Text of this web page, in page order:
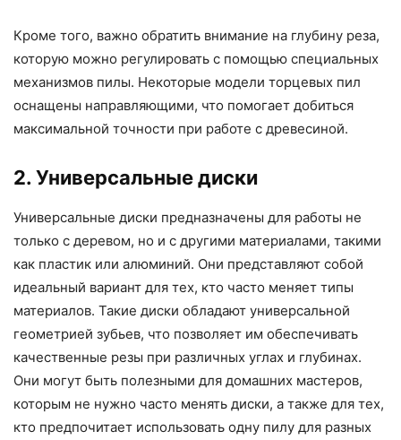
Кроме того, важно обратить внимание на глубину реза,
которую можно регулировать с помощью специальных
механизмов пилы. Некоторые модели торцевых пил
оснащены направляющими, что помогает добиться
максимальной точности при работе с древесиной.
2. Универсальные диски
Универсальные диски предназначены для работы не
только с деревом, но и с другими материалами, такими
как пластик или алюминий. Они представляют собой
идеальный вариант для тех, кто часто меняет типы
материалов. Такие диски обладают универсальной
геометрией зубьев, что позволяет им обеспечивать
качественные резы при различных углах и глубинах.
Они могут быть полезными для домашних мастеров,
которым не нужно часто менять диски, а также для тех,
кто предпочитает использовать одну пилу для разных